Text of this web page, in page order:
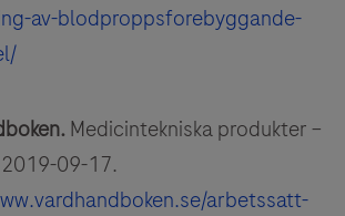
av-blodproppsforebyggande-
Medicintekniska produkter –
09-17.
arbetssatt-